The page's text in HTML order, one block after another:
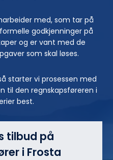
med, som tar på
godkjenninger på
og er vant med de
som skal løses.
starter vi prosessen med
til den regnskapsføreren i
best.
tilbud på
i Frosta